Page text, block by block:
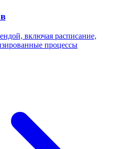
включая расписание,
процессы